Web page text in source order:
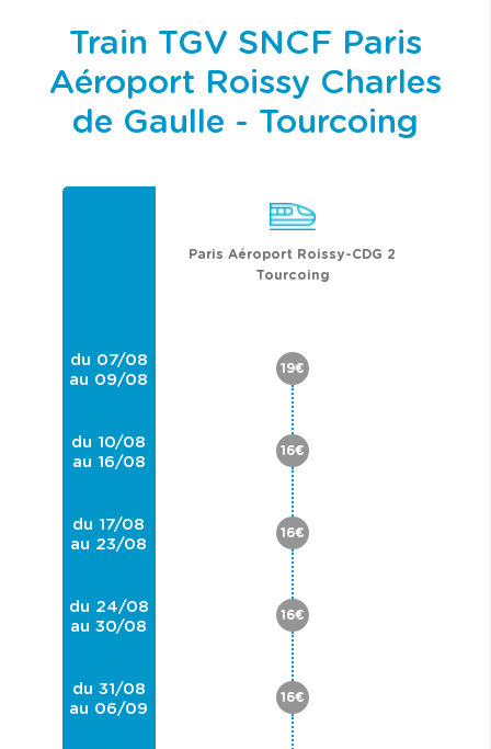
Train TGV SNCF Paris
Aéroport Roissy Charles
de Gaulle - Tourcoing
du 07/08
au 09/08
du 10/08
au 16/08
du 17/08
au 23/08
du 24/08
au 30/08
du 31/08
au 06/09
Paris Aéroport Roissy-CDG 2
Tourcoing
19€
16€
16€
16€
16€